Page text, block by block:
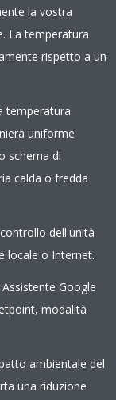
la vostra
La temperatura
rispetto a un
temperatura
uniforme
schema di
calda o fredda
dell'unità
locale o Internet.
Google
modalità
ambientale del
una riduzione